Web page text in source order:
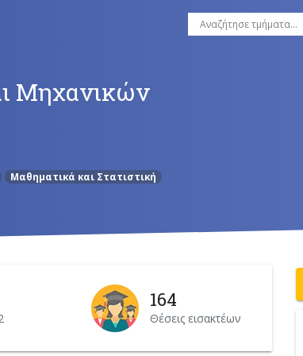
Μηχανικών
Μαθηματικά και Στατιστική
164
Θέσεις εισακτέων